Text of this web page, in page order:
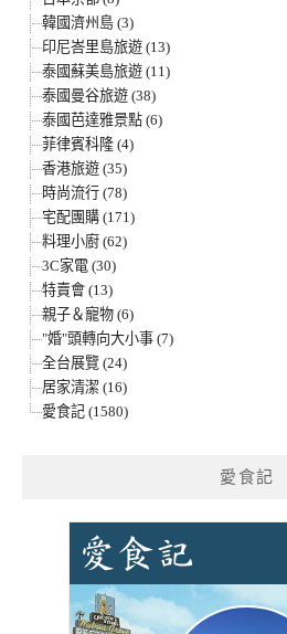
韓國濟州島 (3)
印尼峇里島旅遊 (13)
泰國蘇美島旅遊 (11)
泰國曼谷旅遊 (38)
泰國芭達雅景點 (6)
菲律賓科隆 (4)
香港旅遊 (35)
時尚流行 (78)
宅配團購 (171)
料理小廚 (62)
3C家電 (30)
特賣會 (13)
親子＆寵物 (6)
"婚"頭轉向大小事 (7)
全台展覽 (24)
居家清潔 (16)
愛食記 (1580)
愛食記